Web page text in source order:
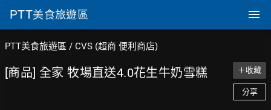
PTT美食旅遊區
PTT美食旅遊區 / CVS (超商 便利商店)
[商品] 全家 牧場直送4.0花生牛奶雪糕 ＋收藏
分享